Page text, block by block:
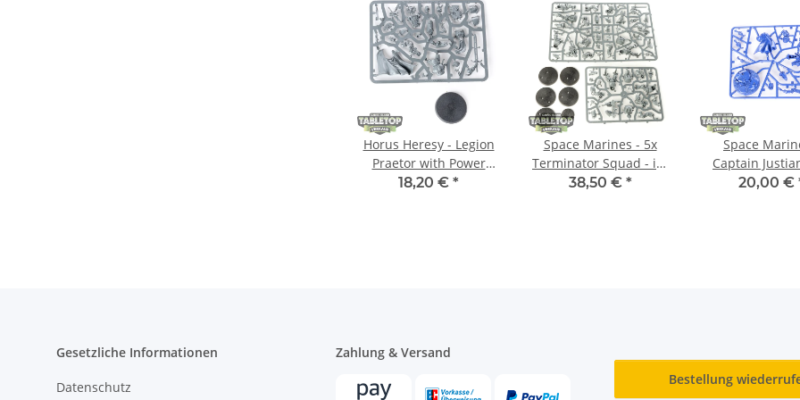
Horus Heresy - Legion
Praetor with Power
Sword - im
18,20 € *
Space Marines - 5x
Terminator Squad - im
Gussrahmen
38,50 € *
Space
Captain
20,00 €
Gesetzliche Informationen
Datenschutz
Zahlung & Versand
Bestellung